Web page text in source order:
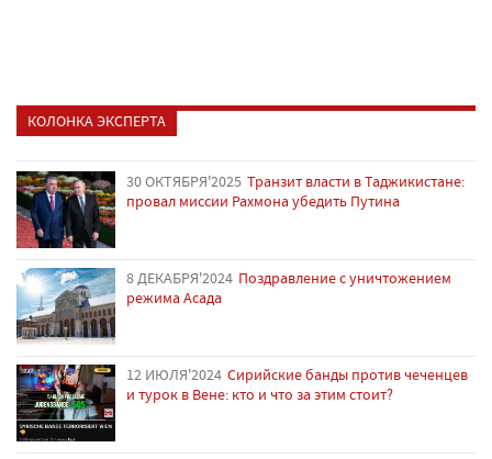
КОЛОНКА ЭКСПЕРТА
30 ОКТЯБРЯ'2025 Транзит власти в Таджикистане:
провал миссии Рахмона убедить Путина
8 ДЕКАБРЯ'2024 Поздравление с уничтожением
режима Асада
12 ИЮЛЯ'2024 Сирийские банды против чеченцев
и турок в Вене: кто и что за этим стоит?